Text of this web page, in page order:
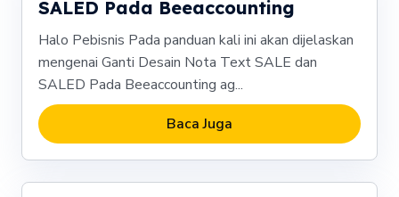
SALED Pada Beeaccounting
Halo Pebisnis Pada panduan kali ini akan dijelaskan
mengenai Ganti Desain Nota Text SALE dan
SALED Pada Beeaccounting ag...
Baca Juga